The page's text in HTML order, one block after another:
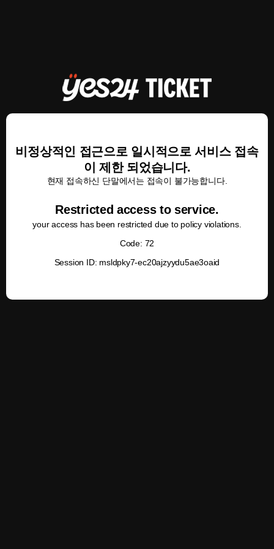
비정상적인 접근으로 일시적으로 서비스 접속
이 제한 되었습니다.
현재 접속하신 단말에서는 접속이 불가능합니다.
Restricted access to service.
your access has been restricted due to policy violations.
Code: 72
Session ID: msldpky7-ec20ajzyydu5ae3oaid